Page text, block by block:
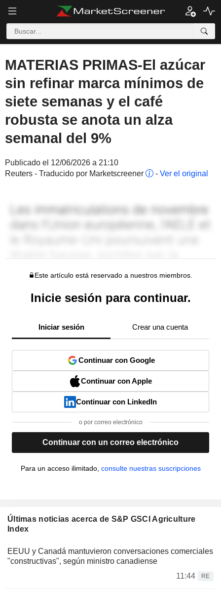
MATERIAS PRIMAS-El azúcar
sin refinar marca mínimos de
siete semanas y el café
robusta se anota un alza
semanal del 9%
Publicado el 12/06/2026 a 21:10
Reuters - Traducido por Marketscreener
- Ver el original
Este artículo está reservado a nuestros miembros.
Inicie sesión para continuar.
Iniciar sesión Crear una cuenta
Continuar con Google
Continuar con Apple
Continuar con LinkedIn
o por correo electrónico
Continuar con un correo electrónico
Para un acceso ilimitado, consulte nuestras suscripciones
Últimas noticias acerca de S&P GSCI Agriculture
Index
EEUU y Canadá mantuvieron conversaciones comerciales
"constructivas", según ministro canadiense
11:44
RE